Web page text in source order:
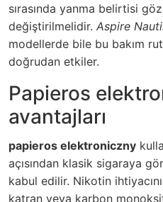
sırasında yanma belirtisi
değiştirilmelidir. Aspire
modellerde bile bu bakım
doğrudan etkiler.
Papieros
avantajları
papieros elektroniczny
açısından klasik sigaraya
kabul edilir. Nikotin
katran veya karbon